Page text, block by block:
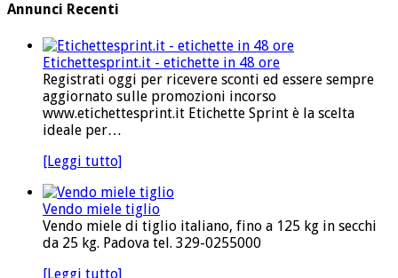
Annunci Recenti
Etichettesprint.it - etichette in 48 ore
Registrati oggi per ricevere sconti ed essere sempre
aggiornato sulle promozioni incorso
www.etichettesprint.it Etichette Sprint è la scelta
ideale per…
[Leggi tutto]
Vendo miele tiglio
Vendo miele di tiglio italiano, fino a 125 kg in secchi
da 25 kg. Padova tel. 329-0255000
[Leggi tutto]